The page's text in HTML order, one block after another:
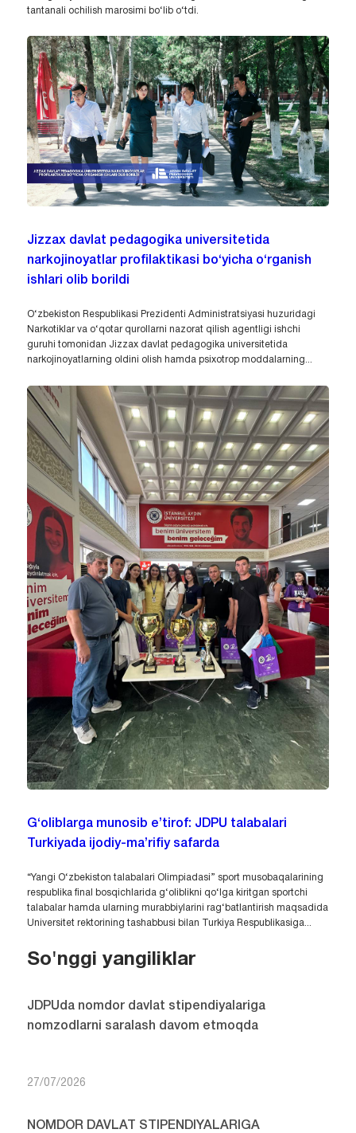
tantanali ochilish marosimi bo‘lib o‘tdi.
Jizzax davlat pedagogika universitetida
narkojinoyatlar profilaktikasi bo‘yicha o‘rganish
ishlari olib borildi
O‘zbekiston Respublikasi Prezidenti Administratsiyasi huzuridagi
Narkotiklar va o‘qotar qurollarni nazorat qilish agentligi ishchi
guruhi tomonidan Jizzax davlat pedagogika universitetida
narkojinoyatlarning oldini olish hamda psixotrop moddalarning...
G‘oliblarga munosib e’tirof: JDPU talabalari
Turkiyada ijodiy-ma’rifiy safarda
“Yangi O‘zbekiston talabalari Olimpiadasi” sport musobaqalarining
respublika final bosqichlarida g‘oliblikni qo‘lga kiritgan sportchi
talabalar hamda ularning murabbiylarini rag‘batlantirish maqsadida
Universitet rektorining tashabbusi bilan Turkiya Respublikasiga...
So'nggi yangiliklar
JDPUda nomdor davlat stipendiyalariga
nomzodlarni saralash davom etmoqda
27/07/2026
NOMDOR DAVLAT STIPENDIYALARIGA